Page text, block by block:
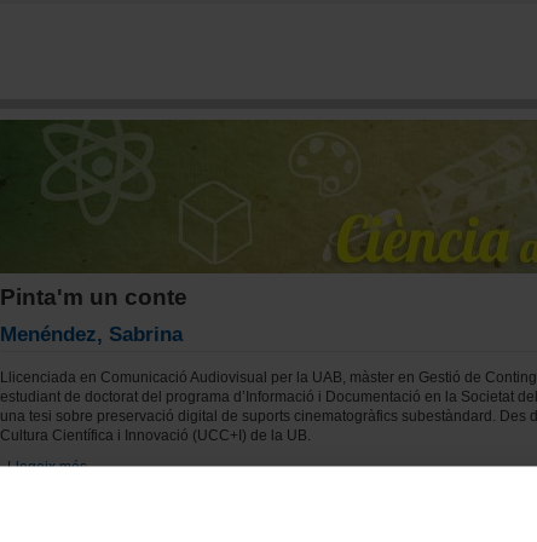
Pinta'm un conte
Menéndez, Sabrina
Llicenciada en Comunicació Audiovisual per la UAB, màster en Gestió de
estudiant de doctorat del programa d’Informació i Documentació en la Societat
una tesi sobre preservació digital de suports cinematogràfics subestàndard. Des
Cultura Científica i Innovació (UCC+I) de la UB.
Llegeix méssobre Menéndez, Sabrina
Tècnica de la Unitat de Cultura Científica i Innovació (UCC+I), dins de l’Àrea de